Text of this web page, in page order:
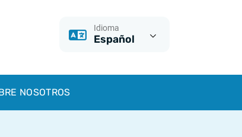
Idioma
Español
NOSOTROS